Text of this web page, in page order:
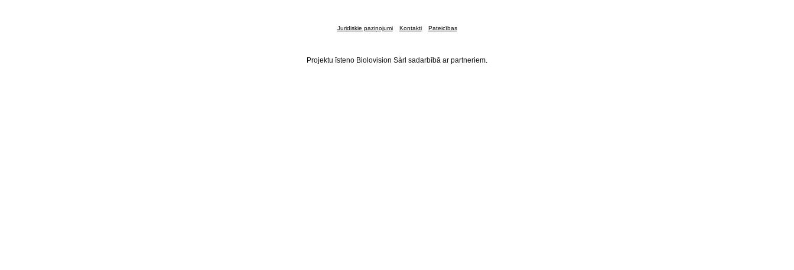
Juridiskie paziņojumi Kontakti Pateicības
Projektu īsteno Biolovision Sàrl sadarbībā ar partneriem.